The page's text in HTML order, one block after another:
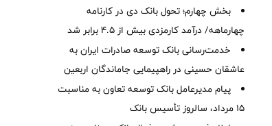
بخش چهارم؛ تحول بانک دی در کارنامه
چهارماهه/ درآمد کارمزدی بیش از ۴.۵ برابر شد
خدمت‌رسانی بانک توسعه صادرات ایران به
عاشقان حسینی در راهپیمایی جاماندگان اربعین
پیام مدیرعامل بانک توسعه تعاون به مناسبت
15 مرداد، سالروز تأسیس بانک